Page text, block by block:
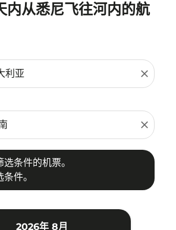
内从悉尼飞往河内的航
close
close
条件的机票。
件。
条件的机票。请调整您的筛选条件。
2026年 8月